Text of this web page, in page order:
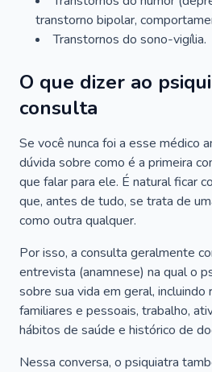
transtorno bipolar,
Transtornos do sono-vigília.
O que dizer ao
consulta
Se você nunca foi a esse médico
dúvida sobre como é a primeira
que falar para ele. É natural ficar
que, antes de tudo, se trata de
como outra qualquer.
Por isso, a consulta geralmente
entrevista (anamnese) na qual o
sobre sua vida em geral, incluindo
familiares e pessoais, trabalho,
hábitos de saúde e histórico de
Nessa conversa, o psiquiatra